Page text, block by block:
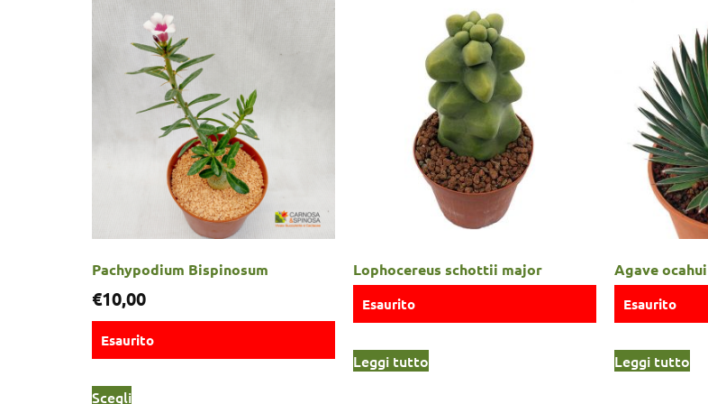
Pachypodium Bispinosum
€10,00
Esaurito
Scegli
Lophocereus schottii major
Esaurito
Leggi tutto
Agave ocahui
Esaurito
Leggi tutto